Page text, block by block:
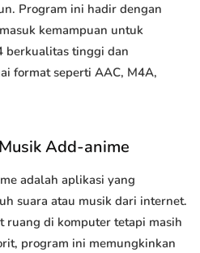
Program ini hadir dengan
kemampuan untuk
berkualitas tinggi dan
format seperti AAC, M4A,
Add-anime
adalah aplikasi yang
suara atau musik dari internet.
ruang di komputer tetapi masih
program ini memungkinkan